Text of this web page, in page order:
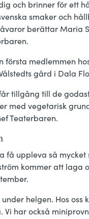
och brinner för ett
smaker och
berättar Maria
medlemmen
gård i Dala
tillgång till de
med vegetarisk
Teaterbaren.
få uppleva så
kommer att laga
helgen. Hos oss
har också